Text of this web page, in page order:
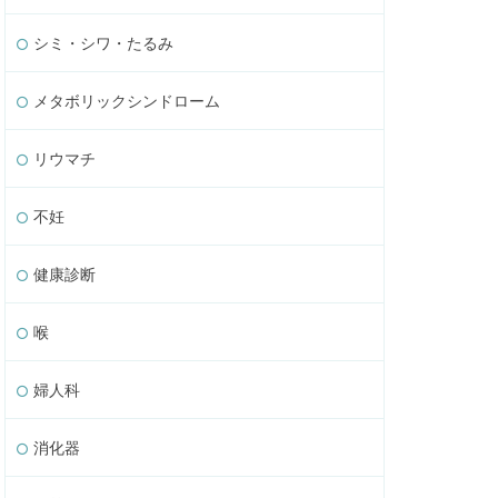
シミ・シワ・たるみ
メタボリックシンドローム
リウマチ
不妊
健康診断
喉
婦人科
消化器